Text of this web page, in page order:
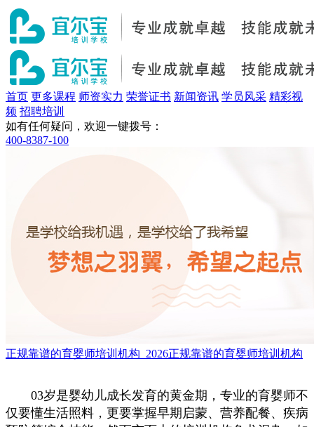
首页 更多课程 师资实力 荣誉证书 新闻资讯 学员风采 精彩视
频 招聘培训
如有任何疑问，欢迎一键拨号：
400-8387-100
正规靠谱的育婴师培训机构_2026正规靠谱的育婴师培训机构
03岁是婴幼儿成长发育的黄金期，专业的育婴师不
仅要懂生活照料，更要掌握早期启蒙、营养配餐、疾病